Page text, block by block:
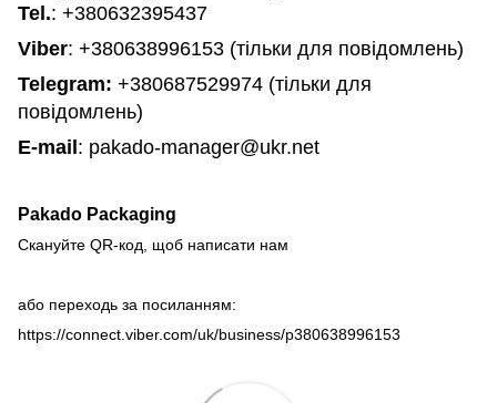
Tel.: +380632395437
Viber: +380638996153 (тільки для повідомлень)
Telegram: +380687529974 (тільки для
повідомлень)
E-mail: pakado-manager@ukr.net
Pakado Packaging
Скануйте QR-код, щоб написати нам
або переходь за посиланням:
https://connect.viber.com/uk/business/p380638996153